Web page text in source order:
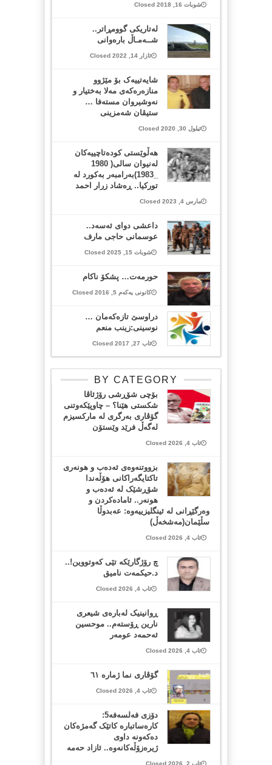
شوبات 16, 2018 Closed
لەتاریکی گوومڕاتر..
شــەمـاڵ بارەوانی
ئازار 14, 2022 Closed
شایەتییەک بۆ مێژوو
منازەرەکەی مەلا بەختیار و
نەوشیروان مستەفا …
ستیڤان شەمزینی
ئیلول 30, 2020 Closed
هەڵوێستی کودەتاچییەکان
لەنیوان سالی( 1980
_1983)بەرامبەر بەکورد لە
تورکیا.. ڕەشاد زرار احمد
مارس 4, 2023 Closed
داعشی دوای ئەسەد..
عوسمانی حاجی مارف
شوبات 15, 2025 Closed
حورمەت… پشکۆ ناکام
کانونی یەکەم 5, 2016 Closed
دراوسێ تازه‌كه‌مان …
نوسینی:زینب منعم
ئاب 27, 2017 Closed
BY CATEGORY
بۆچی شۆڕشی رۆژئاڤا
شکستی هێنا؟ – چاوپێکەوتنی
گۆڤاری بەرگری لە مارکسیزم
لەگەڵ فرێد وێستۆن
ئاب 4, 2026 Closed
بزووتنەوەی ئەدەب و هونەری
تاکتایگەراکانی هۆڵەندا
شۆڕشێک لە ئەدەب و
هونەر.. ئامادەکردن و
وەرگێڕانی لە ئینگلیزییەوە: عەبدوڵا
سڵێمان(مەشخەڵ)
ئاب 4, 2026 Closed
چ رۆژگارێکە تێی کەوتووین!..
د.حیکمەت نامیق
ئاب 4, 2026 Closed
ڕوانینیک لەبارەى شیعرى
نارین ڕۆستەم.. موحسین
ئەحمەد عومەر
ئاب 4, 2026 Closed
گۆڤاری نما ژمارە ٦١
ئاب 4, 2026 Closed
دۆزی فەلسەفە5:
کارەساتبارە کاتێک گەمژەکان
دەکەونە داوی
ژیرەزۆڵەکانەوە.. ئازاد حەمە
ئاب 2, 2026 Closed